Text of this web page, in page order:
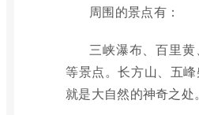
周围的景点有：
三峡瀑布、百里
等景点。长方山、五
就是大自然的神奇之处。